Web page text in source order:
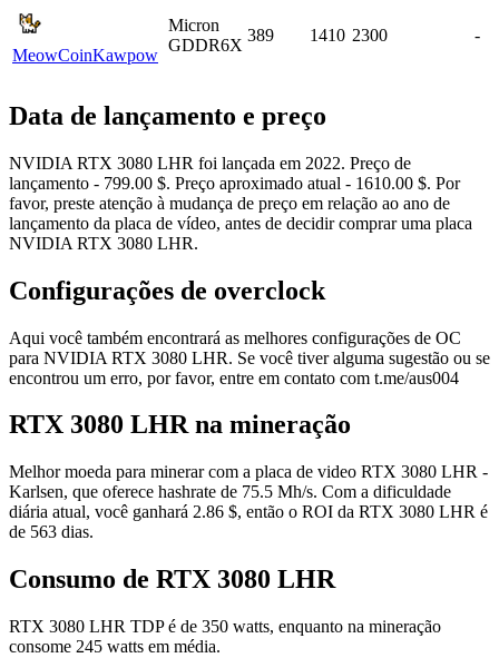
MeowCoinKawpow
Micron
GDDR6X
389 1410 2300 -
Data de lançamento e preço
NVIDIA RTX 3080 LHR foi lançada em 2022. Preço de
lançamento - 799.00 $. Preço aproximado atual - 1610.00 $. Por
favor, preste atenção à mudança de preço em relação ao ano de
lançamento da placa de vídeo, antes de decidir comprar uma placa
NVIDIA RTX 3080 LHR.
Configurações de overclock
Aqui você também encontrará as melhores configurações de OC
para NVIDIA RTX 3080 LHR. Se você tiver alguma sugestão ou se
encontrou um erro, por favor, entre em contato com t.me/aus004
RTX 3080 LHR na mineração
Melhor moeda para minerar com a placa de video RTX 3080 LHR -
Karlsen, que oferece hashrate de 75.5 Mh/s. Com a dificuldade
diária atual, você ganhará 2.86 $, então o ROI da RTX 3080 LHR é
de 563 dias.
Consumo de RTX 3080 LHR
RTX 3080 LHR TDP é de 350 watts, enquanto na mineração
consome 245 watts em média.